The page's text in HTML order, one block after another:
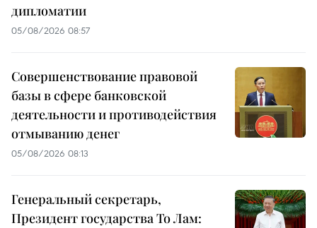
дипломатии
05/08/2026 08:57
Совершенствование правовой
базы в сфере банковской
деятельности и противодействия
отмыванию денег
05/08/2026 08:13
Генеральный секретарь,
Президент государства То Лам: